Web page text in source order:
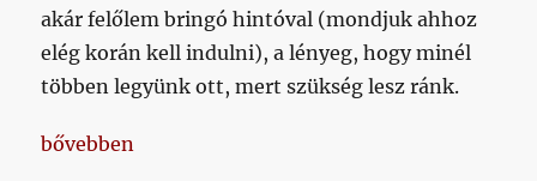
akár felőlem bringó hintóval (mondjuk ahhoz
elég korán kell indulni), a lényeg, hogy minél
többen legyünk ott, mert szükség lesz ránk.
„Feljutás: első esély”
bővebben